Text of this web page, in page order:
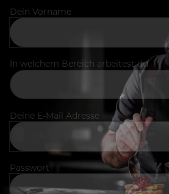
Dein Vorname
In welchem Bereich arbeitest du
Deine E-Mail Adresse
Passwort